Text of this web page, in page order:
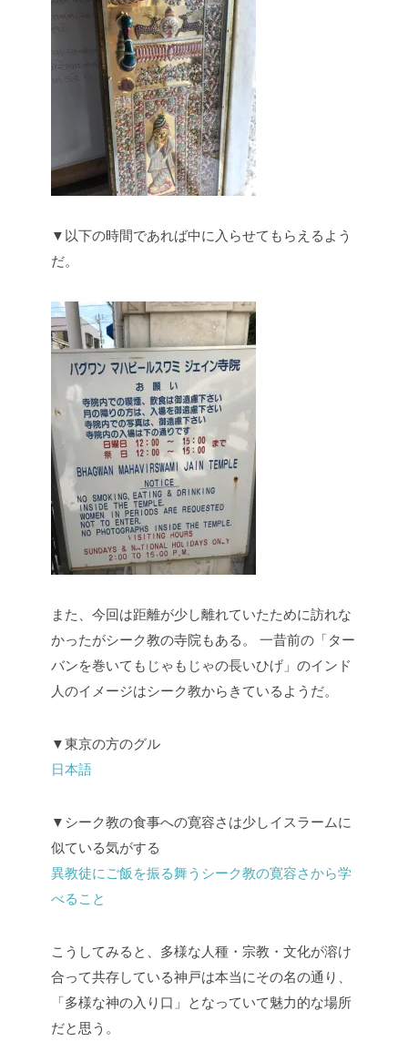
▼以下の時間であれば中に入らせてもらえるよう
だ。
また、今回は距離が少し離れていたために訪れな
かったがシーク教の寺院もある。
一昔前の「ター
バンを巻いてもじゃもじゃの長いひげ」のインド
人のイメージはシーク教からきているようだ。
▼東京の方のグル
日本語
▼シーク教の食事への寛容さは少しイスラームに
似ている気がする
異教徒にご飯を振る舞うシーク教の寛容さから学
べること
こうしてみると、多様な人種・宗教・文化が溶け
合って共存している神戸は本当にその名の通り、
「多様な神の入り口」となっていて魅力的な場所
だと思う。